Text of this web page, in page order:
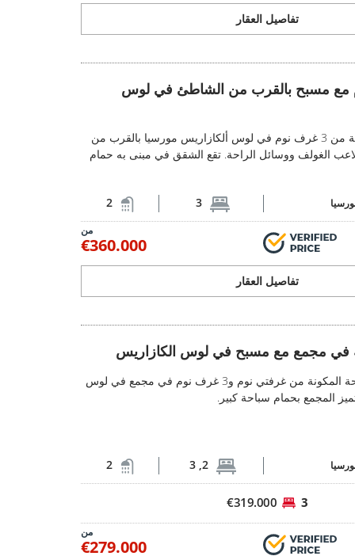
تفاصيل العقار
شقق 3 غرف نوم مع مسبح بالقرب من الشاطئ في لوس الكازاريس 1
نوم مع مسبح بالقرب من الشاطئ في لوس
تقع هذه الشقق المكونة من 3 غرف نوم في لوس ألكازاريس مورسيا بالقرب من
الغولف ووسائل الراحة. تقع الشقق في مبنى به حمام
3
2
من
€360.000
تفاصيل العقار
شقق جولف أنيقة في مجمع مع مسبح في لوس مسبح في لوس الكازاريس 2
في مجمع مع مسبح في لوس الكازاريس
تقع هذه الشقق الفسيحة المكونة من غرفتي نوم و3 غرف نوم في مجمع في لوس
المجمع بحمام سباحة كبير.
2, 3
2
3
€319.000
من
€279.000